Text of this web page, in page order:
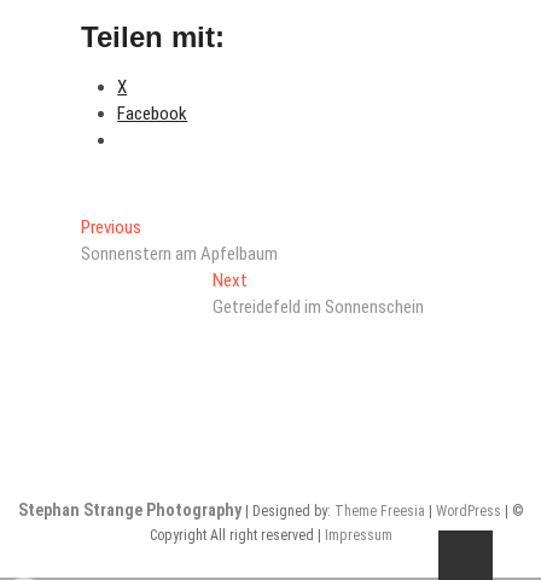
Teilen mit:
X
Facebook
Beitragsnavigation
Previous
post:
Sonnenstern am Apfelbaum
NextNext
post:
Getreidefeld im Sonnenschein
Stephan Strange Photography | Designed by: Theme Freesia WordPress | ©
Copyright All right reserved |
Impressum